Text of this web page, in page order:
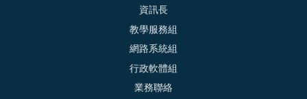
資訊長
教學服務組
網路系統組
行政軟體組
業務聯絡